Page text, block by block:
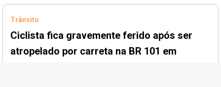
Trânsito
Ciclista fica gravemente ferido após ser
atropelado por carreta na BR 101 em